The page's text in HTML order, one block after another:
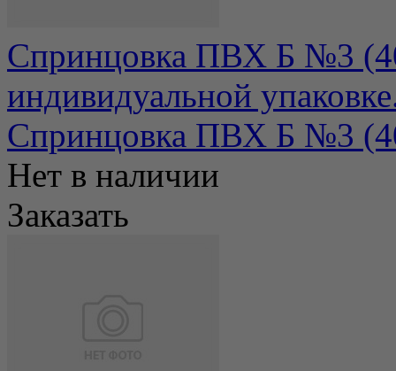
Спринцовка ПВХ Б №3
индивидуальной
Спринцовка ПВХ Б №3
Нет в наличии
Заказать